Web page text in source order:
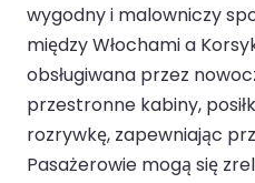
wygodny i malowniczy
między Włochami a
obsługiwana przez
przestronne kabiny,
rozrywkę, zapewniając
Pasażerowie mogą się